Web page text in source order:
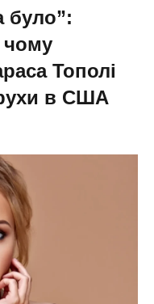
було”:
чому
Тополі
в США